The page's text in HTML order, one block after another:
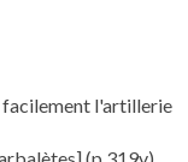
l'artillerie